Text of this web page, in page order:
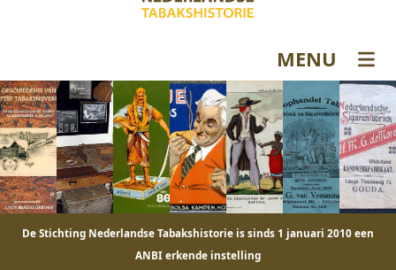
MENU
De Stichting Nederlandse Tabakshistorie is sinds 1 januari 2010 een
ANBI erkende instelling